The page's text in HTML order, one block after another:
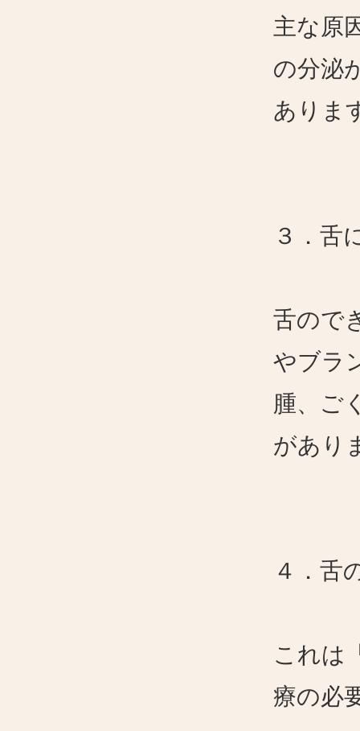
主な原
の分泌
ありま
３．舌
舌ので
やブラ
腫、ご
があり
４．舌
これは
療の必